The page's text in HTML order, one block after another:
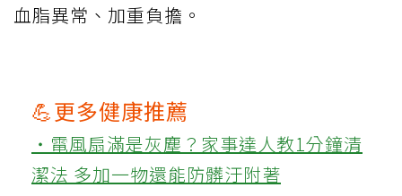
血脂異常、加重負擔。
💪更多健康推薦
‧電風扇滿是灰塵？家事達人教1分鐘清
潔法 多加一物還能防髒汙附著